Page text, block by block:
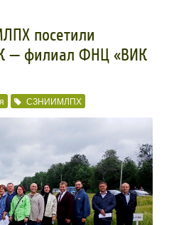
посетили
— филиал ФНЦ «ВИК
СЗНИИМЛПХ